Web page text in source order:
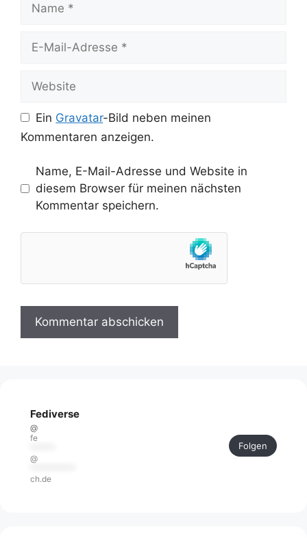
Mail-
Ein Gravatar-Bild neben meinen
Kommentaren anzeigen.
Name, E-Mail-Adresse und Website in
diesem Browser für meinen nächsten
Kommentar speichern.
Fediverse
@
fe
@
ch.de
Folgen